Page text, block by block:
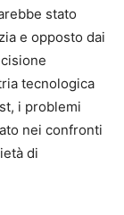
stato
e opposto dai
tecnologica
i problemi
nei confronti
di